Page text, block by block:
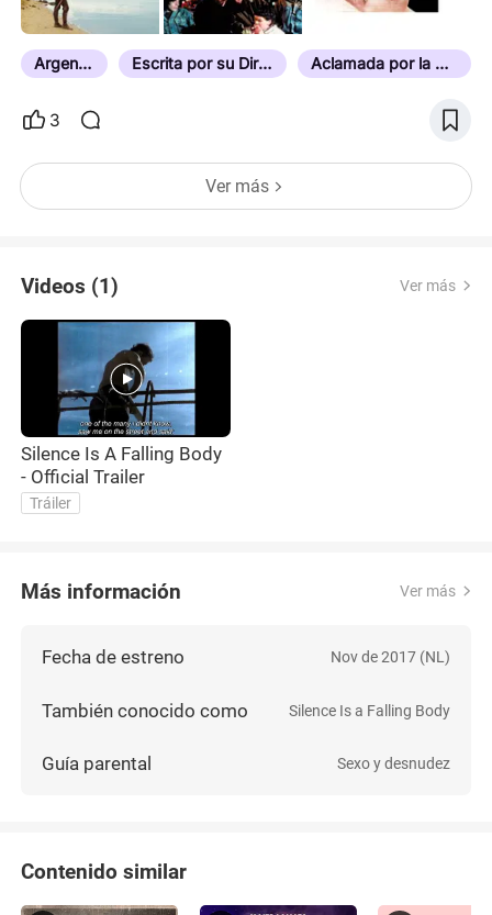
Argentina Escrita por su Director Aclamada por la Crítica
3
Ver más
Videos (1) Ver más
Silence Is A Falling Body
- Official Trailer
Tráiler
Más información Ver más
Fecha de estreno Nov de 2017 (NL)
También conocido como Silence Is a Falling Body
Guía parental Sexo y desnudez
Contenido similar